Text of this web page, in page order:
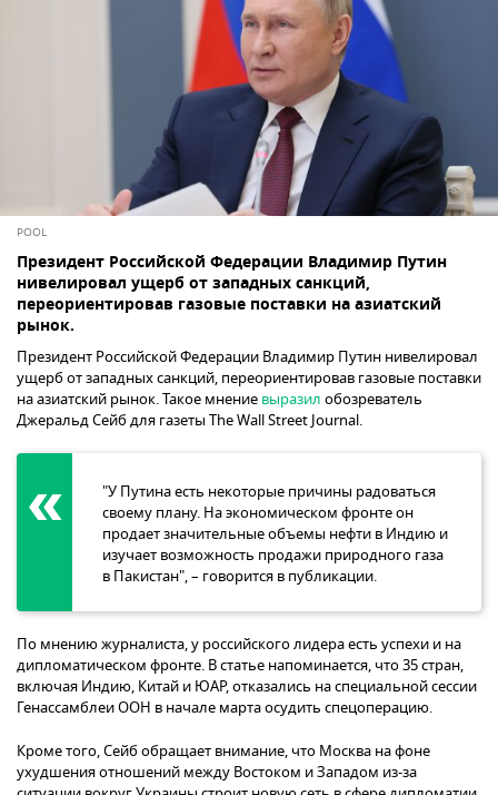
POOL
Президент Российской Федерации Владимир Путин
нивелировал ущерб от западных санкций,
переориентировав газовые поставки на азиатский
рынок.
Президент Российской Федерации Владимир Путин нивелировал
ущерб от западных санкций, переориентировав газовые поставки
на азиатский рынок. Такое мнение выразил обозреватель
Джеральд Сейб для газеты The Wall Street Journal.
"У Путина есть некоторые причины радоваться
своему плану. На экономическом фронте он
продает значительные объемы нефти в Индию и
изучает возможность продажи природного газа
в Пакистан", – говорится в публикации.
По мнению журналиста, у российского лидера есть успехи и на
дипломатическом фронте. В статье напоминается, что 35 стран,
включая Индию, Китай и ЮАР, отказались на специальной сессии
Генассамблеи ООН в начале марта осудить спецоперацию.
Кроме того, Сейб обращает внимание, что Москва на фоне
ухудшения отношений между Востоком и Западом из-за